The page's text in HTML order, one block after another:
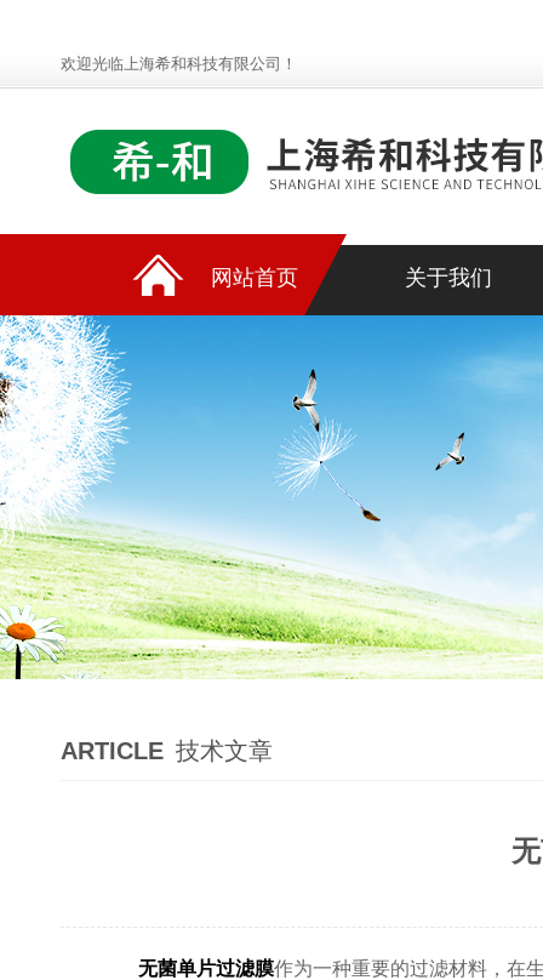
欢迎光临上海希和科技有限公司！
网站首页 关于我们
ARTICLE 技术文章
无菌单片过滤膜作为一种重要的过滤材料，在